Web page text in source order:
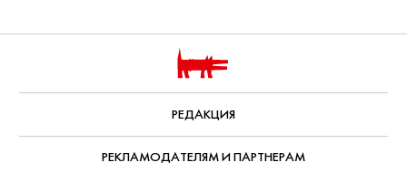
РЕДАКЦИЯ
РЕКЛАМОДАТЕЛЯМ И ПАРТНЕРАМ